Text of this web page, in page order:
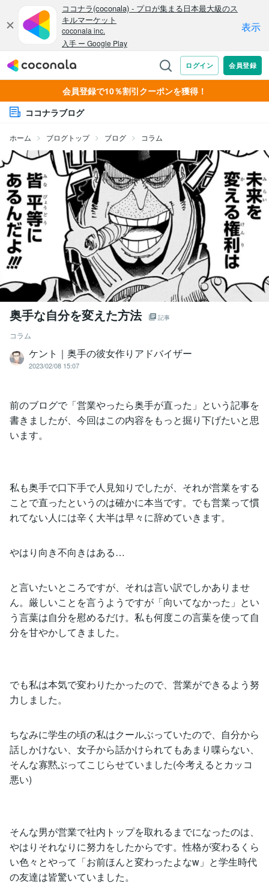
会員登録で10％割引クーポンを獲得！
ココナラブログ
ホーム ブログトップ ブログ コラム
奥手な自分を変えた方法 記事
コラム
ケント｜奥手の彼女作りアドバイザー
2023/02/08 15:07
前のブログで「営業やったら奥手が直った」という記事を
書きましたが、今回はこの内容をもっと掘り下げたいと思
います。
私も奥手で口下手で人見知りでしたが、それが営業をする
ことで直ったというのは確かに本当です。でも営業って慣
れてない人には辛く大半は早々に辞めていきます。
やはり向き不向きはある…
と言いたいところですが、それは言い訳でしかありませ
ん。厳しいことを言うようですが「向いてなかった」とい
う言葉は自分を慰めるだけ。私も何度この言葉を使って自
分を甘やかしてきました。
でも私は本気で変わりたかったので、営業ができるよう努
力しました。
ちなみに学生の頃の私はクールぶっていたので、自分から
話しかけない、女子から話かけられてもあまり喋らない、
そんな寡黙ぶってこじらせていました(今考えるとカッコ
悪い)
そんな男が営業で社内トップを取れるまでになったのは、
やはりそれなりに努力をしたからです。性格が変わるくら
い色々とやって「お前ほんと変わったよなw」と学生時代
の友達は皆驚いていました。